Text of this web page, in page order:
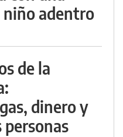
niño adentro
de la
dinero y